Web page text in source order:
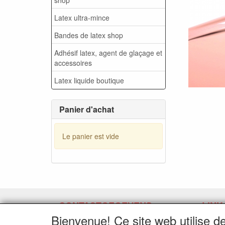
Latex ultra-mince
Bandes de latex shop
Adhésif latex, agent de glaçage et
accessoires
Latex liquide boutique
Panier d'achat
Le panier est vide
CONTACTGEGEVENS
www.latexpermeter.com
LINK
Bienvenue! Ce site web utilise